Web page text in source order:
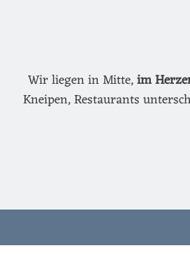
Wir liegen in Mitte,im
Kneipen, Restaurants